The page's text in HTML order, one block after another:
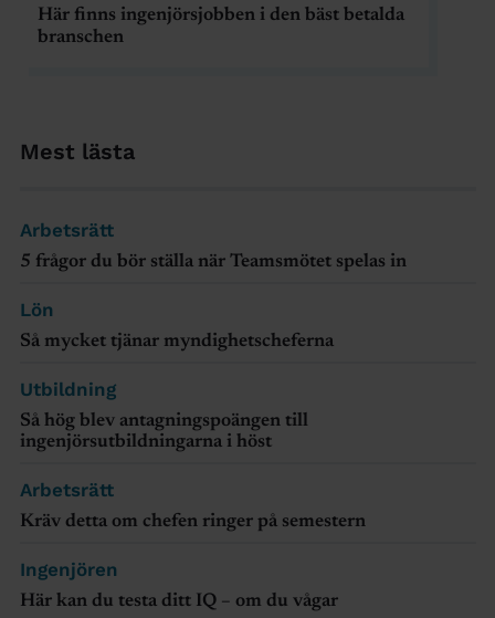
Mest lästa
Arbetsrätt
5 frågor du bör ställa när Teamsmötet spelas in
Lön
Så mycket tjänar myndighetscheferna
Utbildning
Så hög blev antagningspoängen till
ingenjörsutbildningarna i höst
Arbetsrätt
Kräv detta om chefen ringer på semestern
Ingenjören
Här kan du testa ditt IQ – om du vågar
Här finns ingenjörsjobben i den bäst betalda
branschen